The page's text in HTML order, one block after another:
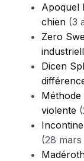
Apoquel
chien (3
Zero
Dicen
violente
(28 mars